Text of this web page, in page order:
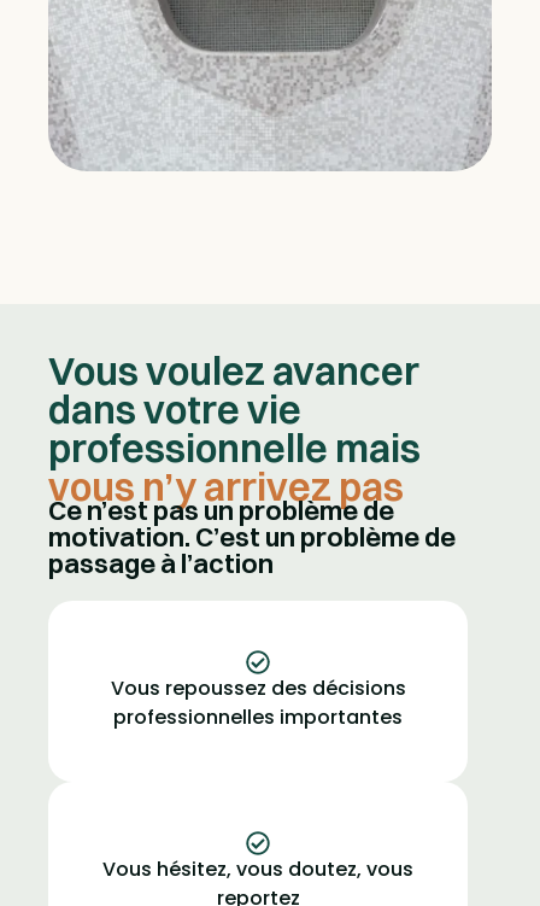
Vous voulez avancer
dans votre vie
professionnelle mais
vous n’y arrivez pas
Ce n’est pas un problème de
motivation. C’est un problème de
passage à l’action
Vous repoussez des décisions
professionnelles importantes
Vous hésitez, vous doutez, vous
reportez